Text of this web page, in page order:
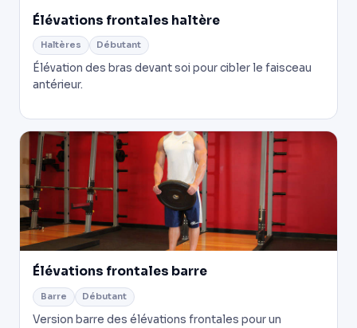
Élévations frontales haltère
Haltères Débutant
Élévation des bras devant soi pour cibler le faisceau
antérieur.
Élévations frontales barre
Barre Débutant
Version barre des élévations frontales pour un